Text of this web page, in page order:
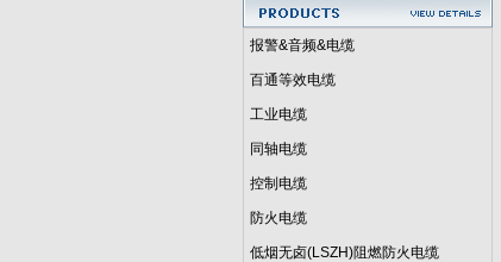
报警&音频&电缆
百通等效电缆
工业电缆
同轴电缆
控制电缆
防火电缆
低烟无卤(LSZH)阻燃防火电缆